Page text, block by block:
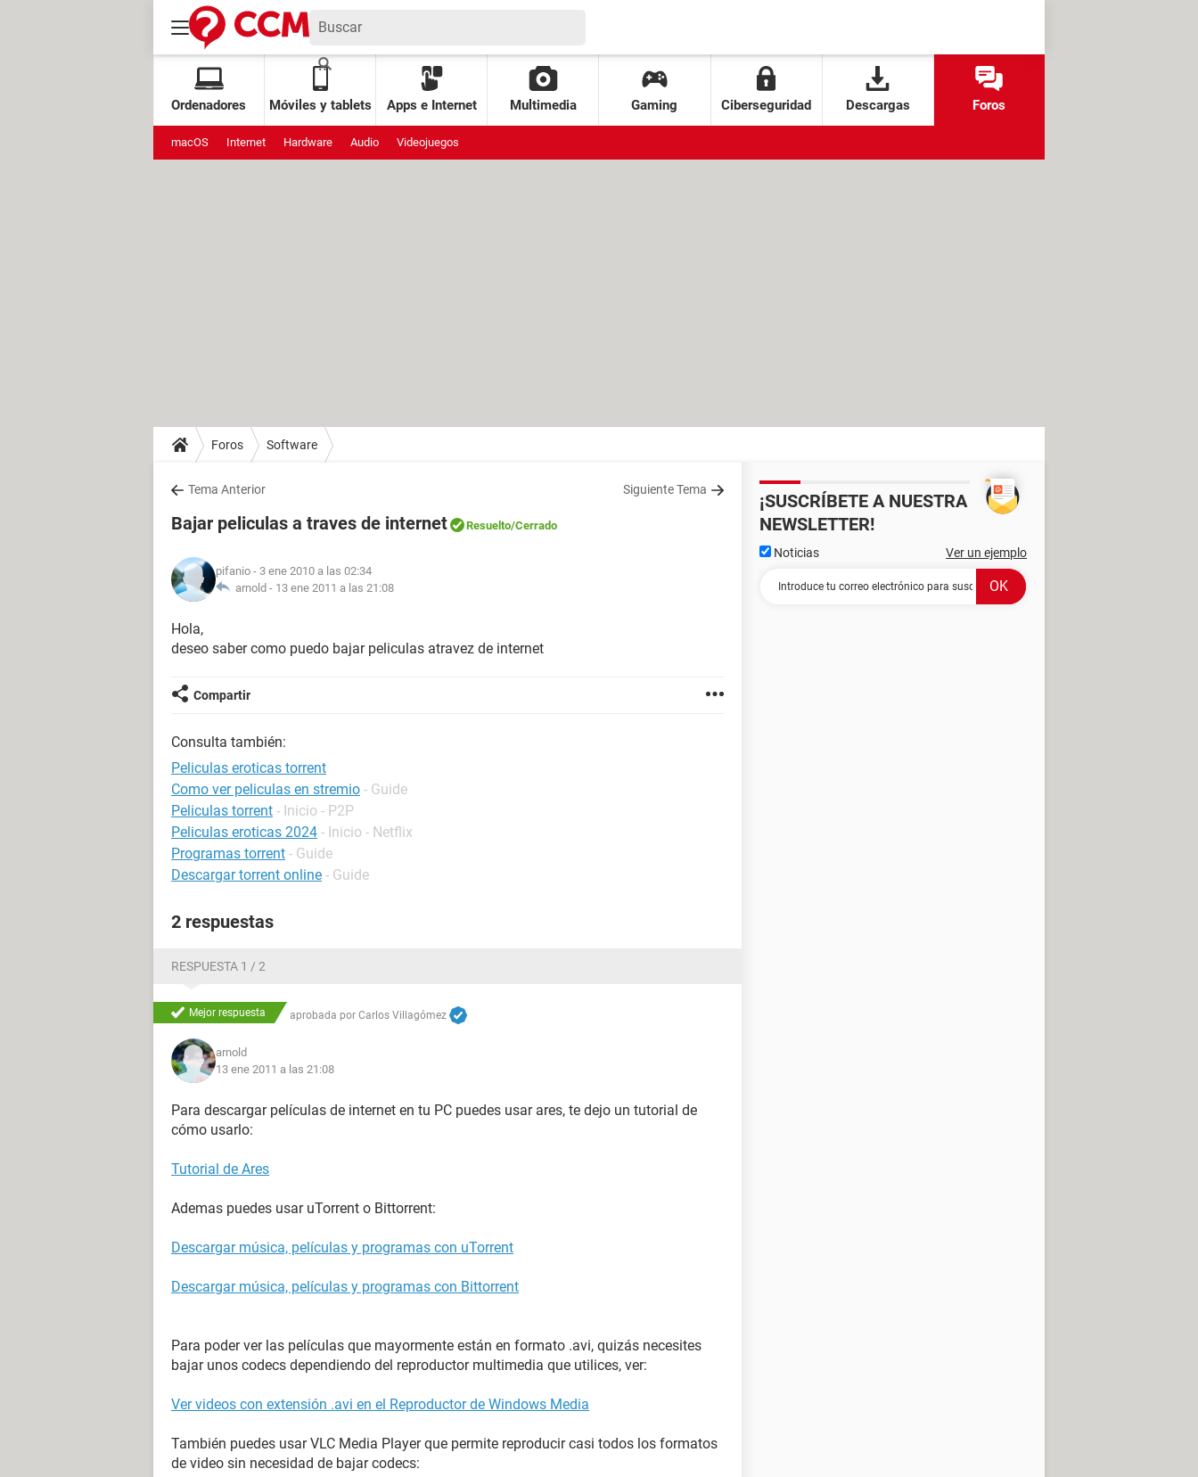
Ordenadores Móviles y tablets Apps e Internet Multimedia Gaming Ciberseguridad Descargas Foros
macOS Internet Hardware Audio Videojuegos
Foros Software
Tema Anterior Siguiente Tema
Bajar peliculas a traves de internet Resuelto/Cerrado
pifanio - 3 ene 2010 a las 02:34
arnold - 13 ene 2011 a las 21:08
Hola,
deseo saber como puedo bajar peliculas atravez de internet
Compartir
Consulta también:
Peliculas eroticas torrent
Como ver peliculas en stremio - Guide
Peliculas torrent - Inicio - P2P
Peliculas eroticas 2024 - Inicio - Netflix
Programas torrent - Guide
Descargar torrent online - Guide
2 respuestas
RESPUESTA 1 / 2
Mejor respuesta aprobada por Carlos Villagómez
arnold
13 ene 2011 a las 21:08
Para descargar películas de internet en tu PC puedes usar ares, te dejo un tutorial de
cómo usarlo:
Tutorial de Ares
Ademas puedes usar uTorrent o Bittorrent:
Descargar música, películas y programas con uTorrent
Descargar música, películas y programas con Bittorrent
Para poder ver las películas que mayormente están en formato .avi, quizás necesites
bajar unos codecs dependiendo del reproductor multimedia que utilices, ver:
Ver videos con extensión .avi en el Reproductor de Windows Media
También puedes usar VLC Media Player que permite reproducir casi todos los formatos
de video sin necesidad de bajar codecs:
¡SUSCRÍBETE A NUESTRA
NEWSLETTER!
Noticias Ver un ejemplo